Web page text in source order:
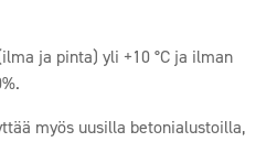
ja pinta) yli +10 °C ja ilman
myös uusilla betonialustoilla,